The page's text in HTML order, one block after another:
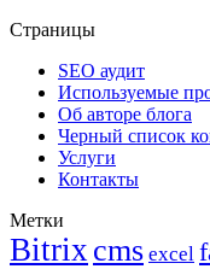
Страницы
SEO аудит
Используемые
Об авторе блога
Черный список
Услуги
Контакты
Метки
Bitrix cms excel